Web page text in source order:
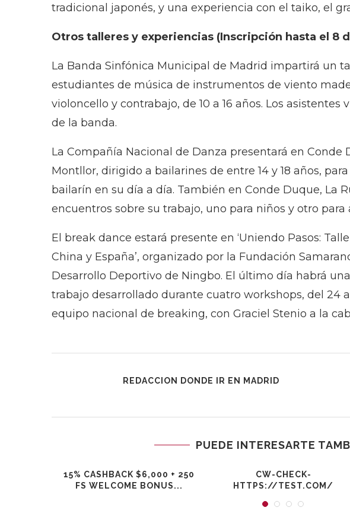
tradicional japonés, y una experiencia con el taiko, el
Otros talleres y experiencias (Inscripción hasta el 8
La Banda Sinfónica Municipal de Madrid impartirá un
estudiantes de música de instrumentos de viento
violoncello y contrabajo, de 10 a 16 años. Los
de la banda.
La Compañía Nacional de Danza presentará en Conde
Montllor, dirigido a bailarines de entre 14 y 18 años,
bailarín en su día a día. También en Conde Duque, La
encuentros sobre su trabajo, uno para niños y otro para
El break dance estará presente en ‘Uniendo Pasos:
China y España’, organizado por la Fundación
Desarrollo Deportivo de Ningbo. El último día habrá
trabajo desarrollado durante cuatro workshops, del 24
equipo nacional de breaking, con Graciel Stenio a la
REDACCION DONDE IR EN MADRID
PUEDE INTERESARTE
15% CASHBACK $6,000 + 250
FS WELCOME BONUS...
CW-CHECK-
HTTPS://TEST.COM/